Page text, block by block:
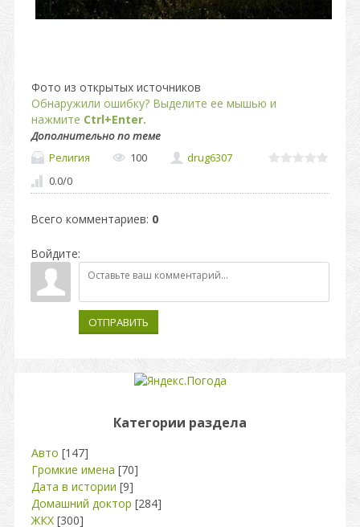
Фото из открытых источников
Обнаружили ошибку? Выделите ее мышью и
нажмите Ctrl+Enter.
Дополнительно по теме
Религия
100
drug6307
0.0/0
Всего комментариев: 0
Войдите:
ОТПРАВИТЬ
Категории раздела
Авто [147]
Громкие имена [70]
Дата в истории [9]
Домашний доктор [284]
ЖКХ [300]